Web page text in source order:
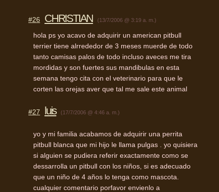
#26 CHRISTIAN (13/7/2006 @ 3:19 a. m.)
hola ps yo acavo de adquirir un american pitbull
terrier tiene alrrededor de 3 meses muerde de todo
tanto camisas palos de todo incluso aveces me tira
mordidas y son fuertes sus mandibulas en esta
semana tengo cita con el veterinario para que le
corten las orejas aver que tal me sale este animal
#27 luis (17/7/2006 @ 4:46 a. m.)
yo y mi familia acabamos de adquirir una perrita
pitbull blanca que mi hijo le llama pulgas . yo quisiera
si alguien se pudiera referir exactamente como se
dessarrolla un pitbull con los niños, si es adecuado
que un niño de 4 años lo tenga como mascota.
cualquier comentario porfavor envienlo a